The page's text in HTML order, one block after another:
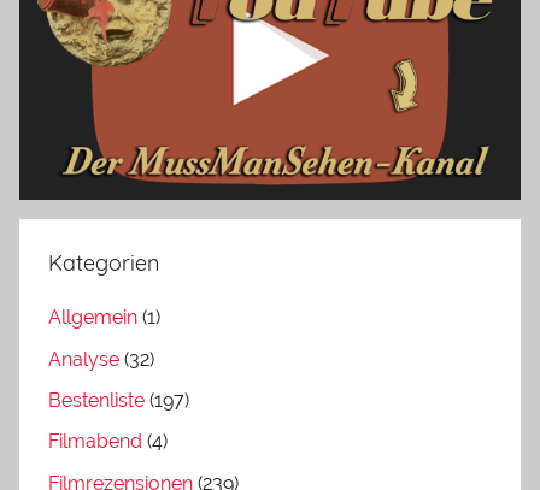
Kategorien
Allgemein (1)
Analyse (32)
Bestenliste (197)
Filmabend (4)
Filmrezensionen (239)